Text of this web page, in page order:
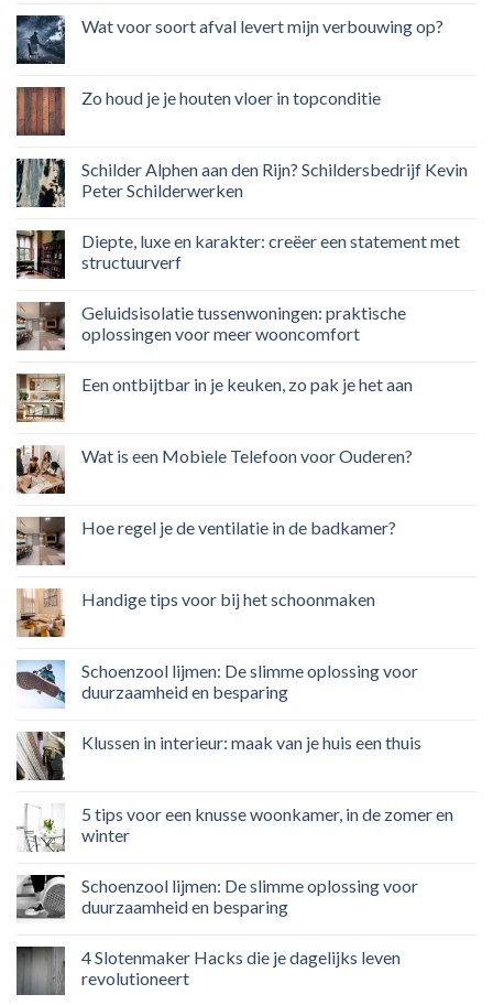
Wat voor soort afval levert mijn verbouwing op?
Zo houd je je houten vloer in topconditie
Schilder Alphen aan den Rijn? Schildersbedrijf Kevin
Peter Schilderwerken
Diepte, luxe en karakter: creëer een statement met
structuurverf
Geluidsisolatie tussenwoningen: praktische
oplossingen voor meer wooncomfort
Een ontbijtbar in je keuken, zo pak je het aan
Wat is een Mobiele Telefoon voor Ouderen?
Hoe regel je de ventilatie in de badkamer?
Handige tips voor bij het schoonmaken
Schoenzool lijmen: De slimme oplossing voor
duurzaamheid en besparing
Klussen in interieur: maak van je huis een thuis
5 tips voor een knusse woonkamer, in de zomer en
winter
Schoenzool lijmen: De slimme oplossing voor
duurzaamheid en besparing
4 Slotenmaker Hacks die je dagelijks leven
revolutioneert